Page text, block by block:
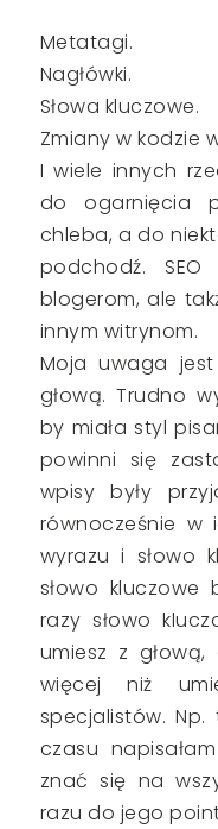
Metatagi.
Nagłówki.
Słowa kluczowe.
Zmiany w kodzie
I wiele innych
do ogarnięcia
chleba, a do
podchodź.
blogerom, ale
innym witrynom.
Moja uwaga
głową. Trudno
by miała styl
powinni się
wpisy były
równocześnie
wyrazu i słowo
słowo
razy słowo
umiesz z
więcej niż
specjalistów. Np.
czasu
znać się na
razu do jego